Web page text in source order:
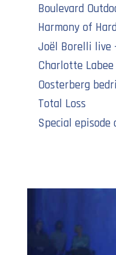
Boulevard
Harmony of
Joël Borelli live
Charlotte Labee
Oosterberg
Total Loss
Special